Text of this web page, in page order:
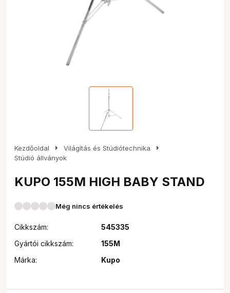
Kezdőoldal arrow_right Világítás és Stúdiótechnika arrow_right
Stúdió állványok
KUPO 155M HIGH BABY STAND
Még nincs értékelés
Cikkszám:
545335
Gyártói cikkszám:
155M
Márka:
Kupo